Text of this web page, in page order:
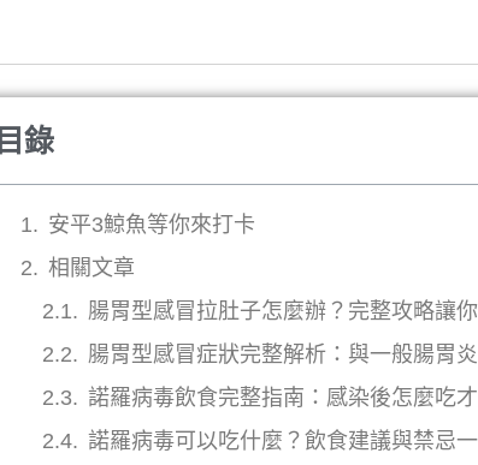
目錄
安平3鯨魚等你來打卡
相關文章
腸胃型感冒拉肚子怎麼辦？完整攻略讓
腸胃型感冒症狀完整解析：與一般腸胃
諾羅病毒飲食完整指南：感染後怎麼吃
諾羅病毒可以吃什麼？飲食建議與禁忌